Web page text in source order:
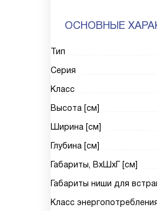
ОСНОВНЫЕ
Тип
Серия
Класс
Высота [см]
Ширина [см]
Глубина [см]
Габариты, ВxШxГ [см]
Габариты ниши для
Класс